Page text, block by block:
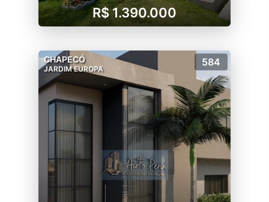
R$ 1.390.000
CHAPECÓ
JARDIM EUROPA
584